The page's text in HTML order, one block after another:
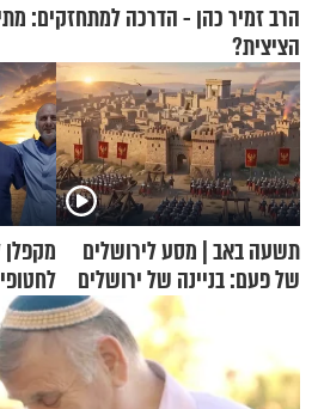
הרב זמיר כהן - הדרכה למתחזקים:
הציצית?
תשעה באב | מסע לירושלים
של פעם: בניינה של ירושלים